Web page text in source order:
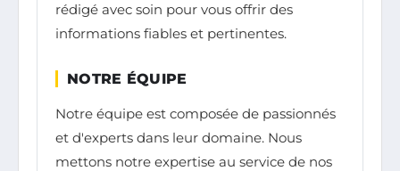
rédigé avec soin pour vous offrir des
informations fiables et pertinentes.
NOTRE ÉQUIPE
Notre équipe est composée de passionnés
et d'experts dans leur domaine. Nous
mettons notre expertise au service de nos